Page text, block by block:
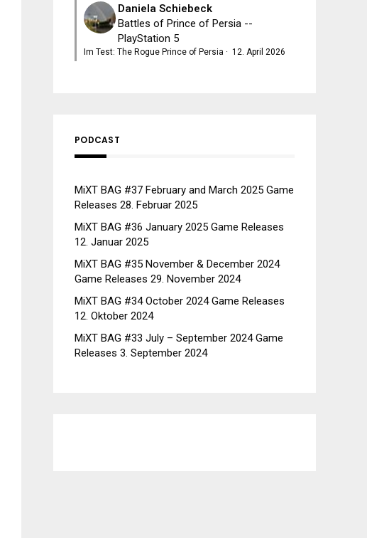
Daniela Schiebeck
Battles of Prince of Persia --
PlayStation 5
Im Test: The Rogue Prince of Persia · 12. April 2026
PODCAST
MiXT BAG #37 February and March 2025 Game
Releases 28. Februar 2025
MiXT BAG #36 January 2025 Game Releases
12. Januar 2025
MiXT BAG #35 November & December 2024
Game Releases 29. November 2024
MiXT BAG #34 October 2024 Game Releases
12. Oktober 2024
MiXT BAG #33 July – September 2024 Game
Releases 3. September 2024